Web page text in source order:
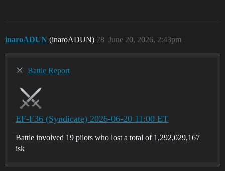
inaroADUN (inaroADUN) June 20, 2026, 2:43pm
78
Battle Report
EF-F36 (Syndicate) 2026-06-20 11:00 ET
Battle involved 19 pilots who lost a total of 1,292,029,167
isk